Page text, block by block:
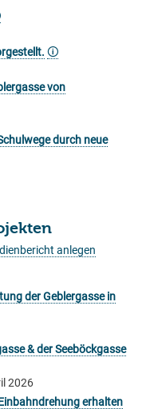
🛈
von
durch neue
anlegen
der Geblergasse in
& der Seeböckgasse
2026
erhalten